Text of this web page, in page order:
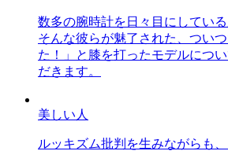
数多の腕時計を日々目にしている
そんな彼らが魅了された、つい
た！」と膝を打ったモデルにつ
だきます。
美しい人
ルッキズム批判を生みながらも